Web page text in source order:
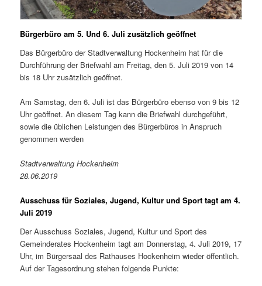
Bürgerbüro am 5. Und 6. Juli zusätzlich geöffnet
Das Bürgerbüro der Stadtverwaltung Hockenheim hat für die
Durchführung der Briefwahl am Freitag, den 5. Juli 2019 von 14
bis 18 Uhr zusätzlich geöffnet.
Am Samstag, den 6. Juli ist das Bürgerbüro ebenso von 9 bis 12
Uhr geöffnet. An diesem Tag kann die Briefwahl durchgeführt,
sowie die üblichen Leistungen des Bürgerbüros in Anspruch
genommen werden
Stadtverwaltung Hockenheim
28.06.2019
Ausschuss für Soziales, Jugend, Kultur und Sport tagt am 4.
Juli 2019
Der Ausschuss Soziales, Jugend, Kultur und Sport des
Gemeinderates Hockenheim tagt am Donnerstag, 4. Juli 2019, 17
Uhr, im Bürgersaal des Rathauses Hockenheim wieder öffentlich.
Auf der Tagesordnung stehen folgende Punkte: